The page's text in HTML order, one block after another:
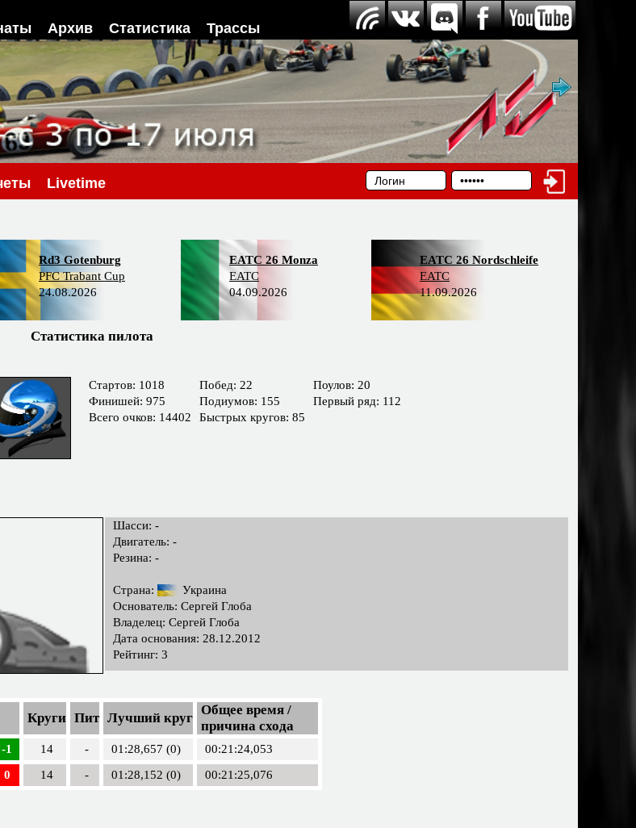
Архив Статистика Трассы
Livetime
Rd3 Gotenburg
PFC Trabant Cup
24.08.2026
EATC 26 Monza
EATC
04.09.2026
EATC 26 Nordschleife
EATC
11.09.2026
Статистика пилота
Cтартов: 1018
Финишей: 975
Всего очков: 14402
Побед: 22
Подиумов: 155
Быстрых кругов: 85
Поулов: 20
Первый ряд: 112
Шасси: -
Двигатель: -
Резина: -
Страна:
Украина
Основатель: Сергей Глоба
Владелец: Сергей Глоба
Дата основания: 28.12.2012
Рейтинг: 3
Круги Пит Лучший круг
Общее время /
причина схода
-1 14 - 01:28,657 (0)
00:21:24,053
0 14 - 01:28,152 (0) 00:21:25,076